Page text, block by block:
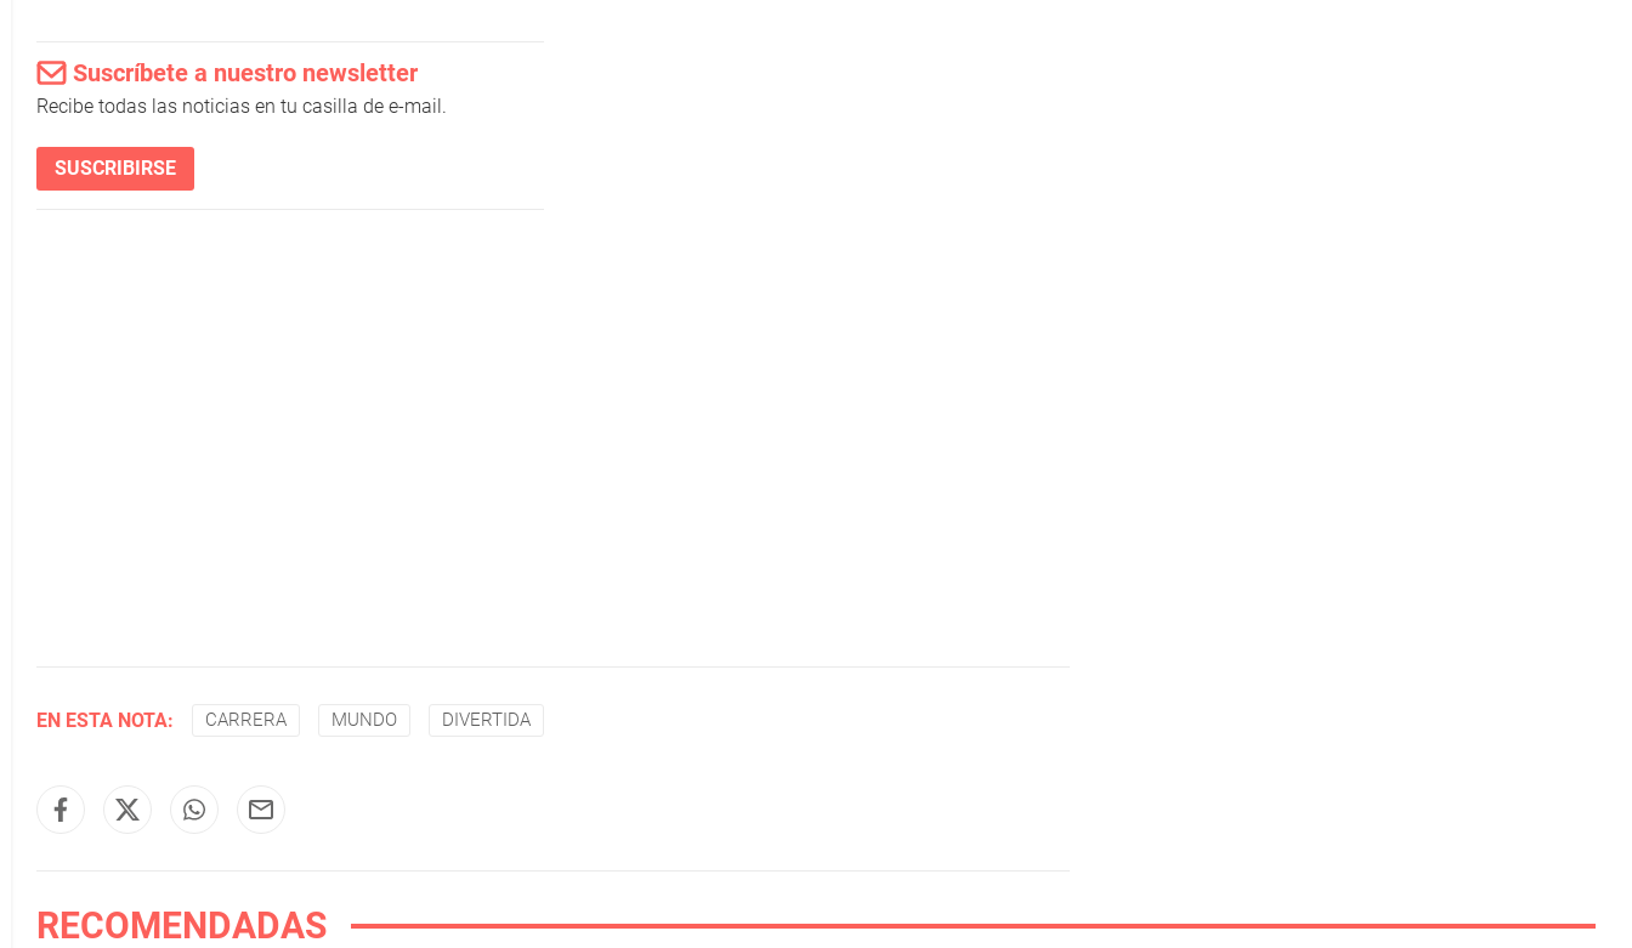
Suscríbete a nuestro newsletter
Recibe todas las noticias en tu casilla de e-mail.
SUSCRIBIRSE
EN ESTA NOTA: CARRERA MUNDO DIVERTIDA
RECOMENDADAS